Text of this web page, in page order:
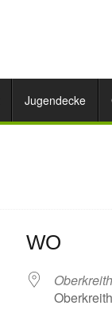
Jugendecke
WO
Oberkreith